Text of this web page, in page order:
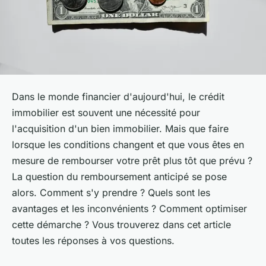
Dans le monde financier d'aujourd'hui, le crédit
immobilier est souvent une nécessité pour
l'acquisition d'un bien immobilier. Mais que faire
lorsque les conditions changent et que vous êtes en
mesure de rembourser votre prêt plus tôt que prévu ?
La question du remboursement anticipé se pose
alors. Comment s'y prendre ? Quels sont les
avantages et les inconvénients ? Comment optimiser
cette démarche ? Vous trouverez dans cet article
toutes les réponses à vos questions.